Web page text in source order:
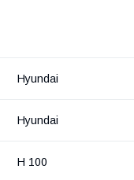
Hyundai
Hyundai
H 100